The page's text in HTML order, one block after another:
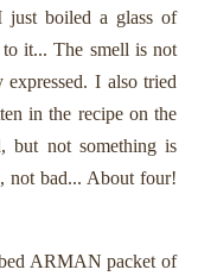
just boiled a glass of
to it... The smell is not
I also tried
in the recipe on the
but not something is
not bad... About four!
ARMAN packet of